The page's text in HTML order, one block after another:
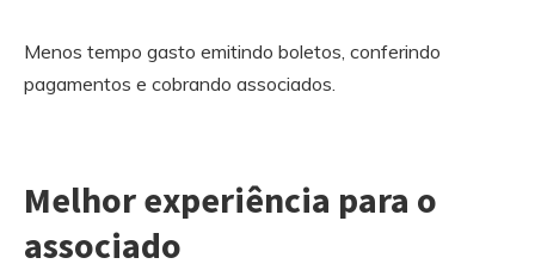
Menos tempo gasto emitindo boletos, conferindo
pagamentos e cobrando associados.
Melhor experiência para o
associado